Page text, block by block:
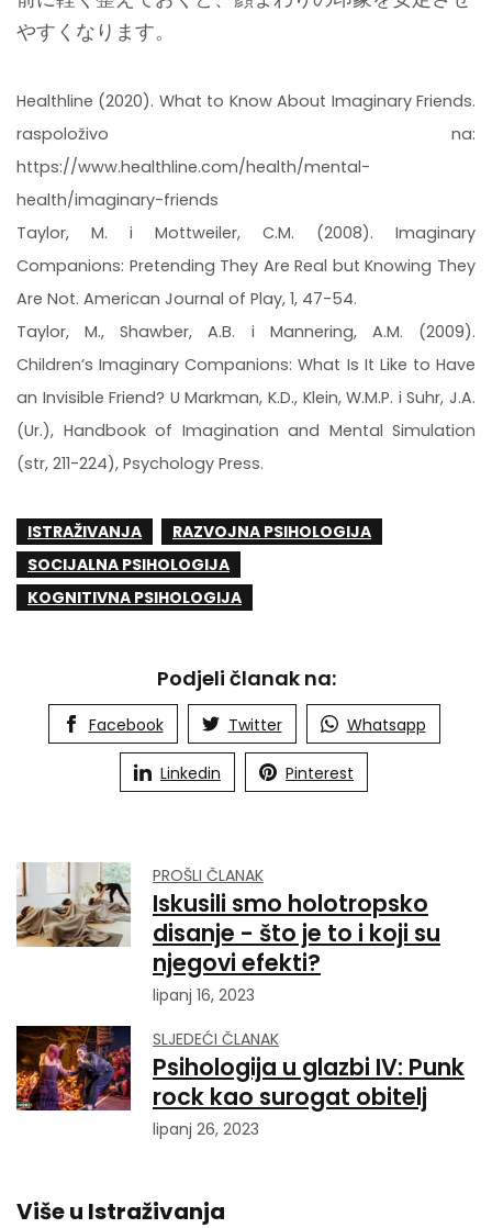
やすくなります。
Healthline (2020). What to Know About Imaginary Friends.
raspoloživo na:
https://www.healthline.com/health/mental-
health/imaginary-friends
Taylor, M. i Mottweiler, C.M. (2008). Imaginary
Companions: Pretending They Are Real but Knowing They
Are Not. American Journal of Play, 1, 47-54.
Taylor, M., Shawber, A.B. i Mannering, A.M. (2009).
Children’s Imaginary Companions: What Is It Like to Have
an Invisible Friend? U Markman, K.D., Klein, W.M.P. i Suhr, J.A.
(Ur.), Handbook of Imagination and Mental Simulation
(str, 211-224), Psychology Press.
ISTRAŽIVANJA
RAZVOJNA PSIHOLOGIJA
SOCIJALNA PSIHOLOGIJA
KOGNITIVNA PSIHOLOGIJA
Podjeli članak na:
Facebook Twitter Whatsapp
Linkedin Pinterest
PROŠLI ČLANAK
Iskusili smo holotropsko
disanje - što je to i koji su
njegovi efekti?
lipanj 16, 2023
SLJEDEĆI ČLANAK
Psihologija u glazbi IV: Punk
rock kao surogat obitelj
lipanj 26, 2023
Više u Istraživanja